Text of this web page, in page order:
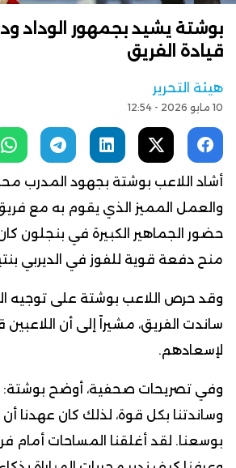
بوشتة يشيد بجمهور الوداد
قيادة الفريق
هيئة التحرير
10 مايو 2026 - 12:54
أشاد اللاعب بوشتة بجهود المدرب
والعمل المميز الذي يقوم به مع فريق
حضور الجماهير الكبيرة في بنجلون كان
منح دفعة قوية للفوز في الديربي
وقد حرص اللاعب بوشتة على توجيه
ساندت الفريق، مشيراً إلى أن
لإسعادهم.
وفي تصريحات صحفية، أوضح بوشتة:
وساندتنا بكل قوة، لذلك كان عهدنا
بوسعنا. لقد أغلقنا المساحات أمام